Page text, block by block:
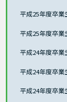
平成25年度卒
平成25年度卒
平成24年度卒
平成24年度卒
平成24年度卒